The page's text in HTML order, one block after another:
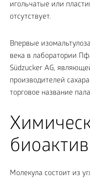
игольчатые или
отсутствует.
Впервые
века в лаборатории
Südzucker AG,
производителей
торговое название
Молекула состоит из